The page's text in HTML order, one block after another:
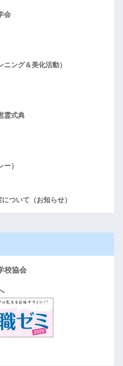
会
ニング＆美化活動）
霊式典
）
ついて（お知らせ）
校協会